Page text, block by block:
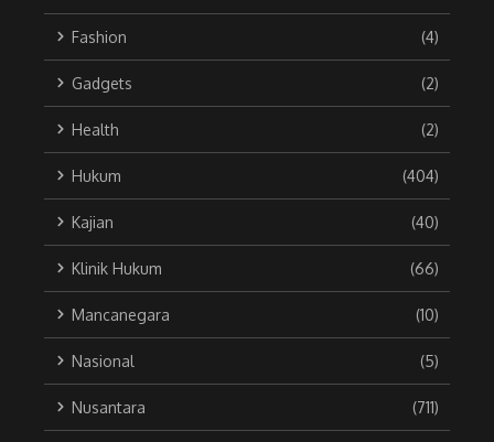
Fashion (4)
Gadgets (2)
Health (2)
Hukum (404)
Kajian (40)
Klinik Hukum (66)
Mancanegara (10)
Nasional (5)
Nusantara (711)